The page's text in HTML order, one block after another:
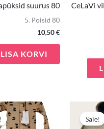
suurus 80
5. Poisid 80
10,50€
LISA KORVI
CeLaVi
Algne
hind
oli:
Sale!